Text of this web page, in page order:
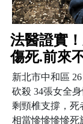
法醫證實
傷死.前來
新北市中和區
砍殺 34張女全
剩頸椎支撐，
相當慘慘慘慘死